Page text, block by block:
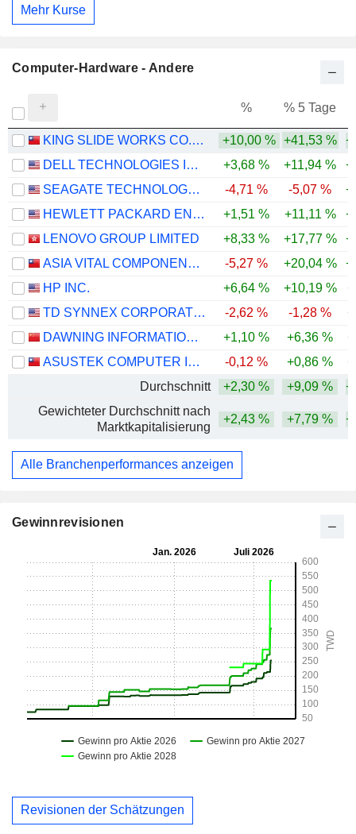
Mehr Kurse
Computer-Hardware - Andere
% % 5 Tage
KING SLIDE WORKS CO., LTD. +10,00 % +41,53 %
DELL TECHNOLOGIES INC.
+3,68 % +11,94 %
SEAGATE TECHNOLOGY HOLDINGS PLC
-4,71 % -5,07 %
HEWLETT PACKARD ENTERPRISE COMPANY
+1,51 % +11,11 %
LENOVO GROUP LIMITED
+8,33 % +17,77 %
ASIA VITAL COMPONENTS CO., LTD.
-5,27 % +20,04 %
HP INC.
+6,64 % +10,19 %
TD SYNNEX CORPORATION
-2,62 % -1,28 %
DAWNING INFORMATION INDUSTRY CO., LTD.
+1,10 % +6,36 %
ASUSTEK COMPUTER INC.
-0,12 % +0,86 %
Durchschnitt
+2,30 % +9,09 %
Gewichteter Durchschnitt nach
Marktkapitalisierung
+2,43 % +7,79 %
Alle Branchenperformances anzeigen
Gewinnrevisionen
Revisionen der Schätzungen